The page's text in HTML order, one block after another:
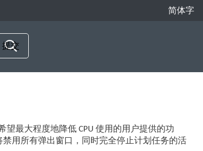
简体字
最大程度地降低 CPU 使用的用户提供的功
用所有弹出窗口，同时完全停止计划任务的活